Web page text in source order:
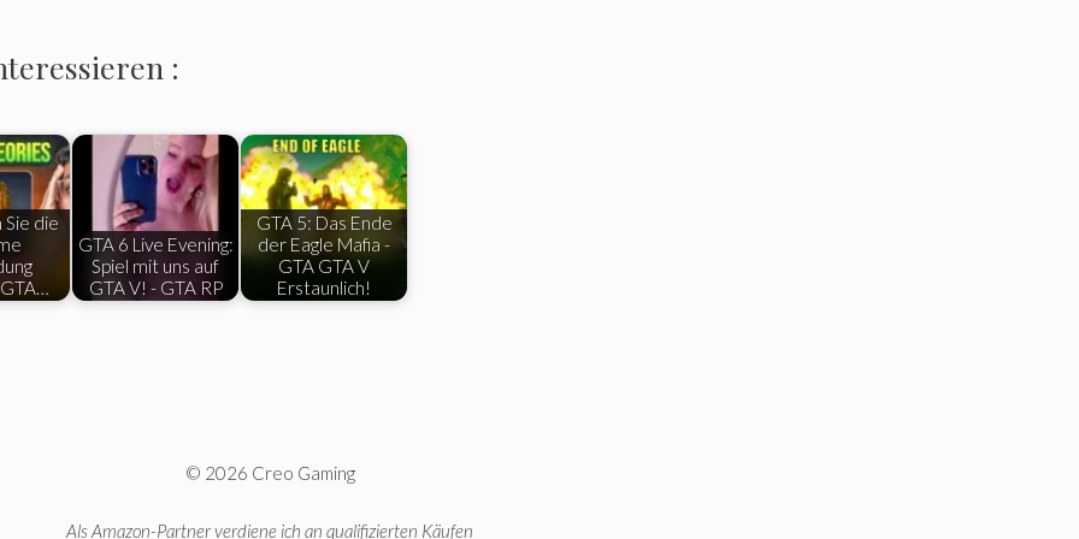
:
die
GTA 6 Live Evening:
Spiel mit uns auf
GTA V! - GTA RP
GTA 5: Das Ende
der Eagle Mafia -
GTA GTA V
Erstaunlich!
© 2026 Creo Gaming
Als Amazon-Partner verdiene ich an qualifizierten Käufen